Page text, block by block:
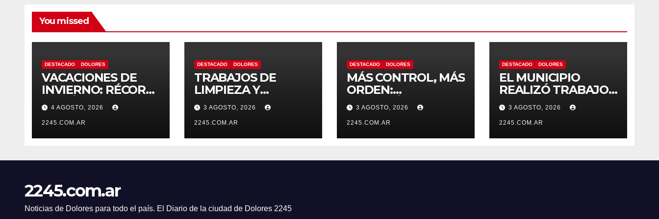
You missed
DESTACADO DOLORES
VACACIONES DE
INVIERNO: RÉCORD
HISTÓRICO DE
VISITANTES Y
RECAUDACIÓN EN
EL PARQUE TERMAL
4 AGOSTO, 2026
2245.COM.AR
DESTACADO DOLORES
TRABAJOS DE
LIMPIEZA Y
MANTENIMIENTO
EN EL CANAL LA
PICASA
3 AGOSTO, 2026
2245.COM.AR
DESTACADO DOLORES
MÁS CONTROL, MÁS
ORDEN:
CONTINÚAN LOS
OPERATIVOS
PREVENTIVOS DE
TRÁNSITO EN
3 AGOSTO, 2026
2245.COM.AR
DESTACADO DOLORES
EL MUNICIPIO
REALIZÓ TRABAJOS
DE PINTURA EN LA
ESCUELA N.º 10
3 AGOSTO, 2026
2245.COM.AR
2245.com.ar
Noticias de Dolores para todo el país. El Diario de la ciudad de Dolores 2245